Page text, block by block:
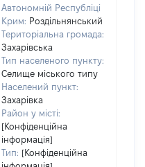
Автономній Республіці
Крим: Роздільнянський
Територіальна громада:
Захарівська
Тип населеного пункту:
Селище міського типу
Населений пункт:
Захарівка
Район у місті:
[Конфіденційна
інформація]
Тип: [Конфіденційна